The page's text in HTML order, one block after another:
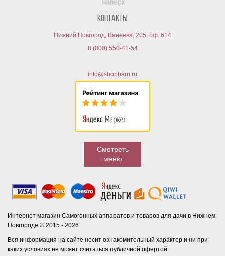
Контакты
Нижний Новгород, Ванеева, 205, оф. 614
8 (800) 550-41-54
info@shopbarn.ru
Смотреть
меню
Интернет магазин Самогонных аппаратов и товаров для дачи в Нижнем
Новгороде © 2015 - 2026
Вся информация на сайте носит ознакомительный характер и ни при
каких условиях не может считаться публичной офертой.